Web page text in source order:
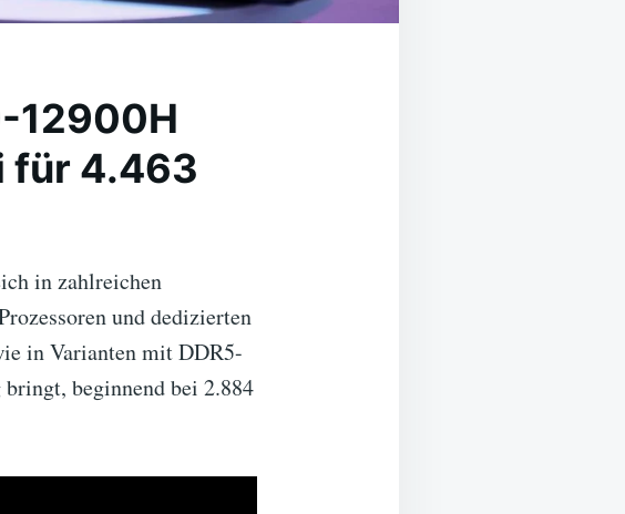
12900H
für 4.463
in zahlreichen
und dedizierten
in Varianten mit DDR5-
beginnend bei 2.884